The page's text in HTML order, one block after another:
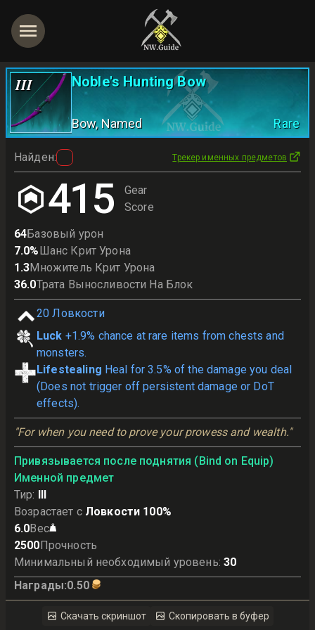
III Noble's Hunting Bow
Bow, Named Rare
Найден: Трекер именных предметов
415
Gear
Score
64Базовый урон
7.0%Шанс Крит Урона
1.3Множитель Крит Урона
36.0Трата Выносливости На Блок
20 Ловкости
Luck +1.9% chance at rare items from chests and
monsters.
Lifestealing Heal for 3.5% of the damage you deal
(Does not trigger off persistent damage or DoT
effects).
"For when you need to prove your prowess and wealth."
Привязывается после поднятия (Bind on Equip)
Именной предмет
Тир: III
Возрастает с Ловкости 100%
6.0Вес
2500Прочность
Минимальный необходимый уровень: 30
Награды:0.50
Скачать скриншот Скопировать в буфер